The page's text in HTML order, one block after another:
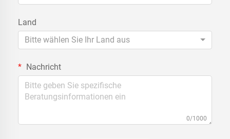
Land
Bitte wählen Sie Ihr Land aus
Nachricht
0/1000